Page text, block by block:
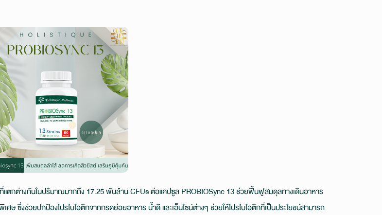
แตกต่างกันในปริมาณมากถึง 17.25 พันล้าน CFUs ต่อแคปซูล PROBIOSync 13 ช่วยฟื้นฟูสมดุลทางเดินอาหาร
ซึ่งช่วยปกป้องโปรไบโอติกจากกรดย่อยอาหาร น้ำดี และเอ็นไซน์ต่างๆ ช่วยให้โปรไบโอติกที่เป็นประโยชน์สามารถ